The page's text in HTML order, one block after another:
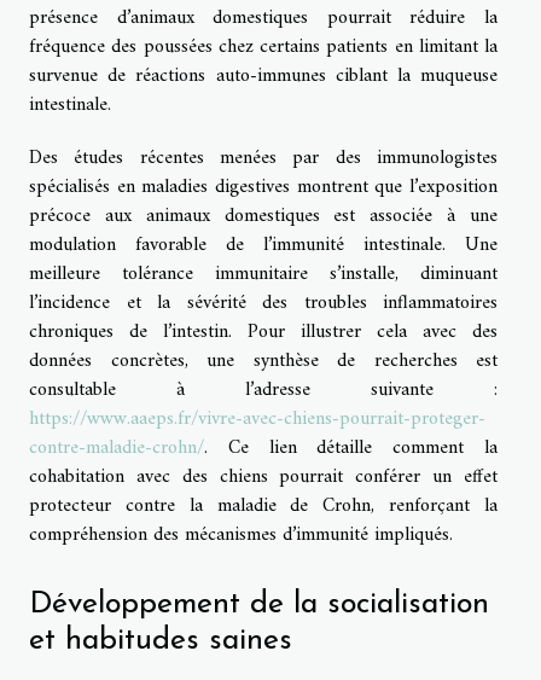
présence d’animaux domestiques pourrait réduire la
fréquence des poussées chez certains patients en limitant la
survenue de réactions auto-immunes ciblant la muqueuse
intestinale.
Des études récentes menées par des immunologistes
spécialisés en maladies digestives montrent que l’exposition
précoce aux animaux domestiques est associée à une
modulation favorable de l’immunité intestinale. Une
meilleure tolérance immunitaire s’installe, diminuant
l’incidence et la sévérité des troubles inflammatoires
chroniques de l’intestin. Pour illustrer cela avec des
données concrètes, une synthèse de recherches est
consultable à l’adresse suivante :
https://www.aaeps.fr/vivre-avec-chiens-pourrait-proteger-
contre-maladie-crohn/. Ce lien détaille comment la
cohabitation avec des chiens pourrait conférer un effet
protecteur contre la maladie de Crohn, renforçant la
compréhension des mécanismes d’immunité impliqués.
Développement de la socialisation
et habitudes saines